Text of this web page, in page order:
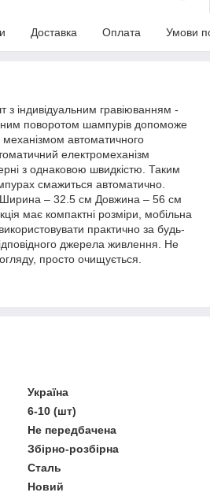
Доставка Оплата Умови
з індивідуальним гравіюванням -
поворотом шампурів допоможе
механізмом автоматичного
електромеханізм
з однаковою швидкістю. Таким
смажиться автоматично.
– 32.5 см Довжина – 56 см
має компактні розміри, мобільна
практично за будь-
джерела живлення. Не
просто очищується.
Україна
6-10 (шт)
Не передбачена
Збірно-розбірна
Сталь
Новий